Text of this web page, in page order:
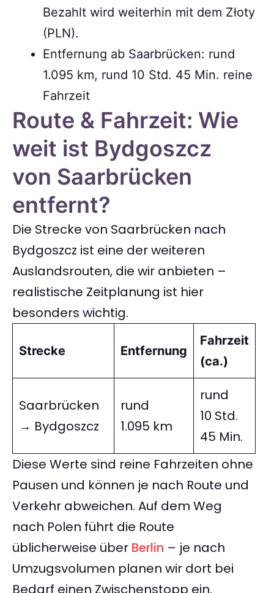
Bezahlt wird weiterhin mit dem Złoty
(PLN).
Entfernung ab Saarbrücken: rund
1.095 km, rund 10 Std. 45 Min. reine
Fahrzeit
Route & Fahrzeit: Wie
weit ist Bydgoszcz
von Saarbrücken
entfernt?
Die Strecke von Saarbrücken nach
Bydgoszcz ist eine der weiteren
Auslandsrouten, die wir anbieten –
realistische Zeitplanung ist hier
besonders wichtig.
Strecke Entfernung
Fahrzeit
(ca.)
Saarbrücken
→ Bydgoszcz
rund
1.095 km
rund
10 Std.
45 Min.
Diese Werte sind reine Fahrzeiten ohne
Pausen und können je nach Route und
Verkehr abweichen. Auf dem Weg
nach Polen führt die Route
üblicherweise über Berlin – je nach
Umzugsvolumen planen wir dort bei